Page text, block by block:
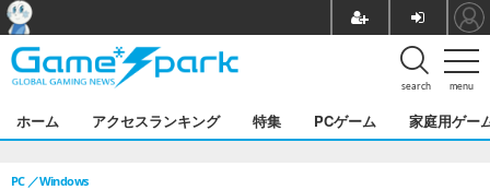
menu
search
ホーム アクセスランキング 特集 PCゲーム 家庭用ゲー
PC Windows